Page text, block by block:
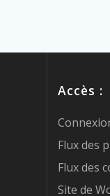
Accès :
Flux des
Flux des
Site de